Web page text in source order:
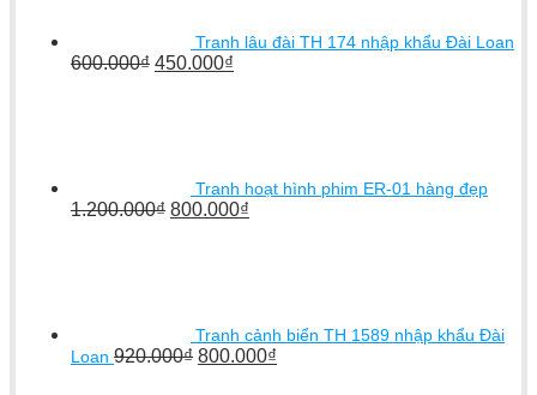
Tranh lâu đài TH 174 nhập khẩu Đài Loan
600.000₫ 450.000₫
Tranh hoạt hình phim ER-01 hàng đẹp
1.200.000₫ 800.000₫
Tranh cảnh biển TH 1589 nhập khẩu Đài
Loan 920.000₫ 800.000₫